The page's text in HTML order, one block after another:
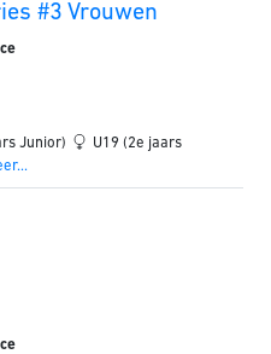
#3 Vrouwen
Junior)
U19 (2e jaars